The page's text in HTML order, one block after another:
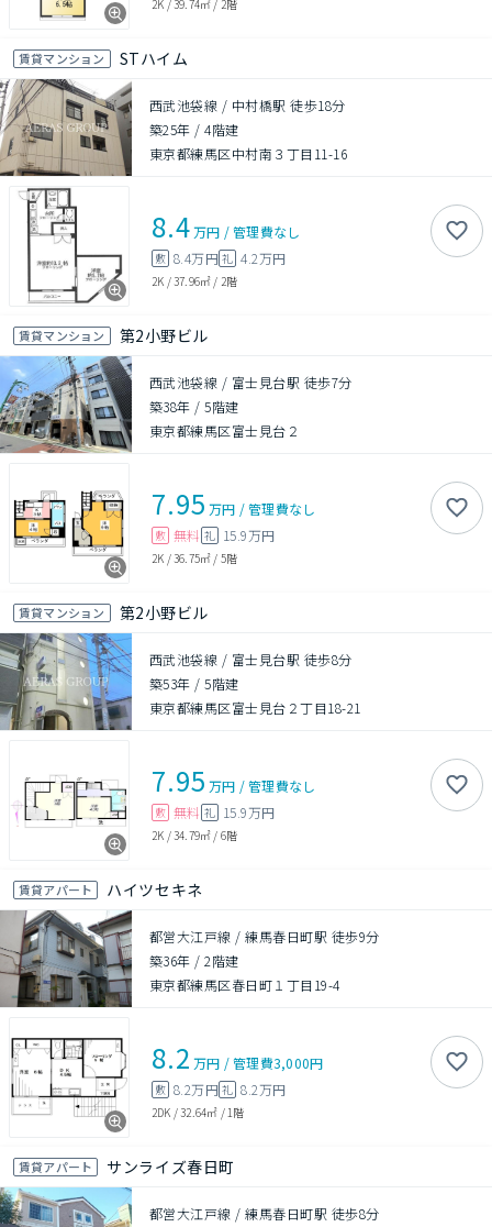
2K /39.74㎡ / 2階
賃貸マンション STハイム
西武池袋線 / 中村橋駅 徒歩18分
築25年 /4階建
東京都練馬区中村南３丁目11-16
8.4万円 /管理費なし
敷 8.4万円礼 4.2万円
2K /37.96㎡ / 2階
賃貸マンション 第2小野ビル
西武池袋線 / 富士見台駅 徒歩7分
築38年 /5階建
東京都練馬区富士見台２
7.95 万円 /管理費なし
敷 無料 礼 15.9万円
2K /36.75㎡ / 5階
賃貸マンション 第2小野ビル
西武池袋線 / 富士見台駅 徒歩8分
築53年 /5階建
東京都練馬区富士見台２丁目18-21
7.95 万円 /管理費なし
敷 無料 礼 15.9万円
2K /34.79㎡ / 6階
賃貸アパート ハイツセキネ
都営大江戸線 / 練馬春日町駅 徒歩9分
築36年 /2階建
東京都練馬区春日町１丁目19-4
8.2 万円 /管理費3,000円
敷 8.2万円礼 8.2万円
2DK /32.64㎡ / 1階
賃貸アパート サンライズ春日町
都営大江戸線 / 練馬春日町駅 徒歩8分